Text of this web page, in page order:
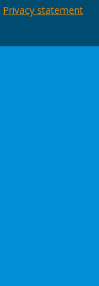
Privacy statement